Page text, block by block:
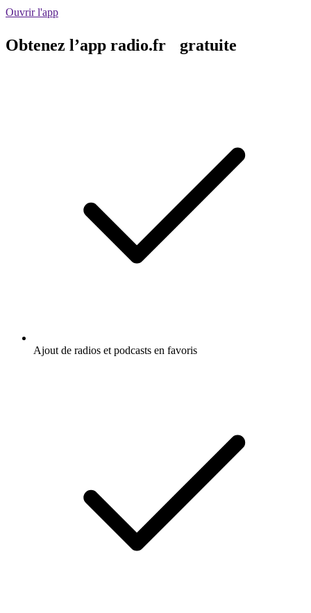
Ouvrir l'app
Obtenez l’app radio.fr gratuite
Ajout de radios et podcasts en favoris